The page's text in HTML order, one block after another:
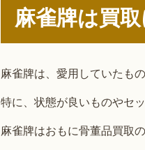
麻雀牌は買
麻雀牌は、愛用していたも
特に、状態が良いものやセ
麻雀牌はおもに骨董品買取